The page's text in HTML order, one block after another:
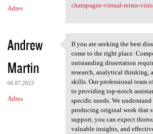
Adres
champagne-virtual-reims-
Andrew
Martin
06.07.2023
Adres
If you are seeking the
If you are seeking the best
come to the right place.
outstanding dissertation
research, analytical thinking,
skills. Our professional team
to providing top-notch
specific needs. We
producing original work that
support, you can expect
valuable insights, and